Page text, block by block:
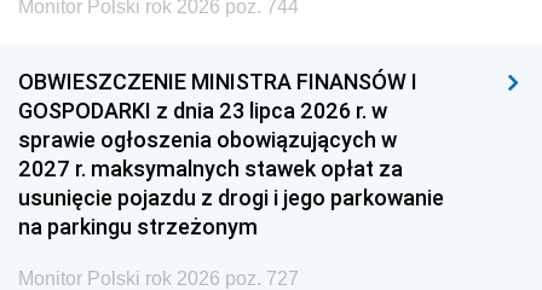
Monitor Polski rok 2026 poz. 744
OBWIESZCZENIE MINISTRA FINANSÓW I
GOSPODARKI z dnia 23 lipca 2026 r. w
sprawie ogłoszenia obowiązujących w
2027 r. maksymalnych stawek opłat za
usunięcie pojazdu z drogi i jego parkowanie
na parkingu strzeżonym
Monitor Polski rok 2026 poz. 727